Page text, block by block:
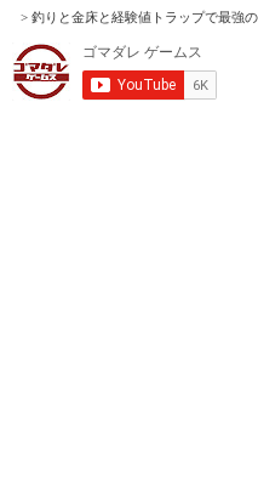
釣りと金床と経験値トラップで最強